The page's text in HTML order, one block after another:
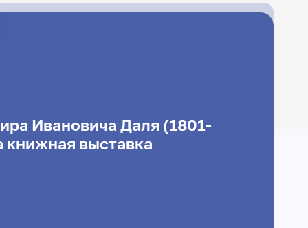
Ивановича Даля (1801-
книжная выставка